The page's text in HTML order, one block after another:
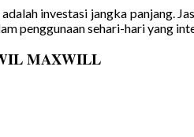
investasi jangka panjang.
penggunaan sehari-hari yang
MAXWILL